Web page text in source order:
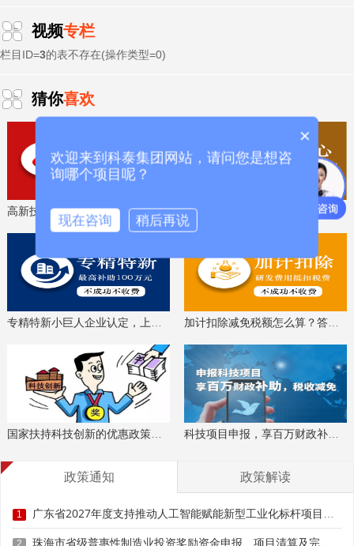
提供高新技术企业认定
中心认定、省市企业技术中心认定、省市工业设计中心认
定、省市重点实验室认定、新型研发机构认定、
请、研发费用加计扣除
业评价入库、创新创业大赛、专利奖、科学技术奖、科技成
果评价
等服务。关注【科小泰】公众号，及
时获取最新科技项目资讯！
视频专栏
栏目ID=3的表不存在(操作类型=0)
猜你喜欢
高新技术企业认定，免费评估，通过后再收费 省工程技术研究中心，专业申报、指导培训
加计扣除减免税额怎么算？答疑解惑、咨询培训
国家扶持科技创新的优惠政策，索取资料、解读政策 科技项目申报，享百万财政补贴，减免40%所得税
政策通知 政策解读
1 广东省2027年度支持推动人工智能赋能新型工业化标杆项目入库申报时间、条件要求、补助奖励
2 珠海市省级普惠性制造业投资奖励资金申报、项目清算及完工验收时间、条件要求、奖补标准
×
欢迎来到科泰集团网站，请问您是想咨
询哪个项目呢？
现在咨询 稍后再说